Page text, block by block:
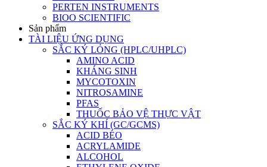
PERTEN INSTRUMENTS
BIOO SCIENTIFIC
Sản phẩm
TÀI LIỆU ỨNG DỤNG
SẮC KÝ LỎNG (HPLC/UHPLC)
AMINO ACID
KHÁNG SINH
MYCOTOXIN
NITROSAMINE
PFAS
THUỐC BẢO VỆ THỰC VẬT
SẮC KÝ KHÍ (GC/GCMS)
ACID BÉO
ACRYLAMIDE
ALCOHOL